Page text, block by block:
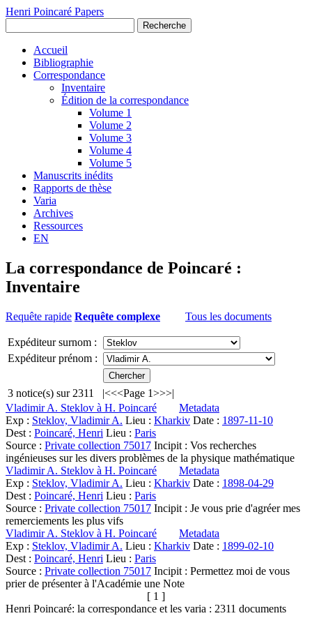
Henri Poincaré Papers
Recherche
Accueil
Bibliographie
Correspondance
Inventaire
Édition de la correspondance
Volume 1
Volume 2
Volume 3
Volume 4
Volume 5
Manuscrits inédits
Rapports de thèse
Varia
Archives
Ressources
EN
La correspondance de Poincaré :
Inventaire
Requête rapide Requête complexe Tous les documents
Expéditeur surnom :
Expéditeur prénom :
3 notice(s) sur 2311 |<<<Page 1>>>|
Vladimir A. Steklov à H. Poincaré
Metadata
Exp : Steklov, Vladimir A. Lieu : Kharkiv Date : 1897-11-10
Dest : Poincaré, Henri Lieu : Paris
Source : Private collection 75017 Incipit : Vos recherches
ingénieuses sur les divers problèmes de la physique mathématique
Vladimir A. Steklov à H. Poincaré
Metadata
Exp : Steklov, Vladimir A. Lieu : Kharkiv Date : 1898-04-29
Dest : Poincaré, Henri Lieu : Paris
Source : Private collection 75017 Incipit : Je vous prie d'agréer mes
remerciements les plus vifs
Vladimir A. Steklov à H. Poincaré
Metadata
Exp : Steklov, Vladimir A. Lieu : Kharkiv Date : 1899-02-10
Dest : Poincaré, Henri Lieu : Paris
Source : Private collection 75017 Incipit : Permettez moi de vous
prier de présenter à l'Académie une Note
[ 1 ]
Henri Poincaré: la correspondance et les varia : 2311 documents